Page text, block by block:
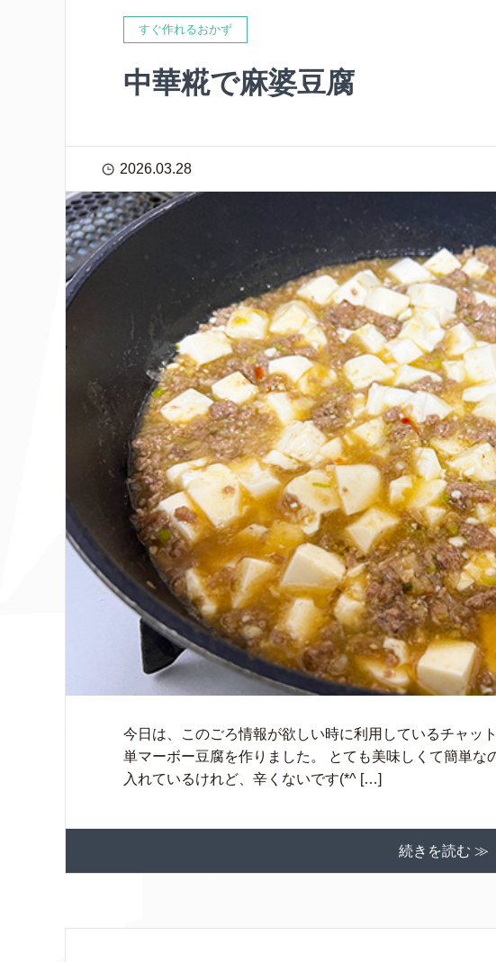
すぐ作れるおかず
中華糀で麻婆豆腐
2026.03.28
今日は、このごろ情報が欲しい時に利用しているチャッ
単マーボー豆腐を作りました。 とても美味しくて簡単な
入れているけれど、辛くないです(*^ […]
続きを読む ≫